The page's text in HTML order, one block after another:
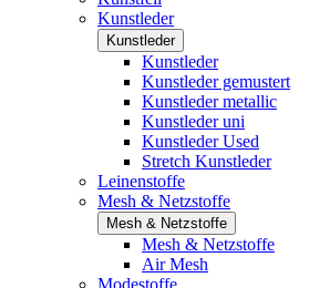
Kunstleder
Kunstleder
Kunstleder
Kunstleder gemustert
Kunstleder metallic
Kunstleder uni
Kunstleder Used
Stretch Kunstleder
Leinenstoffe
Mesh & Netzstoffe
Mesh & Netzstoffe
Mesh & Netzstoffe
Air Mesh
Modestoffe